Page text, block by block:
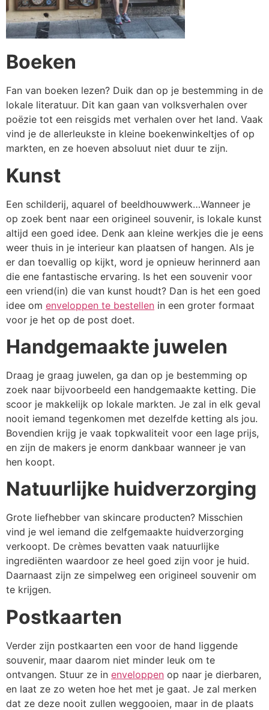
Boeken
Fan van boeken lezen? Duik dan op je bestemming in de
lokale literatuur. Dit kan gaan van volksverhalen over
poëzie tot een reisgids met verhalen over het land. Vaak
vind je de allerleukste in kleine boekenwinkeltjes of op
markten, en ze hoeven absoluut niet duur te zijn.
Kunst
Een schilderij, aquarel of beeldhouwwerk…Wanneer je
op zoek bent naar een origineel souvenir, is lokale kunst
altijd een goed idee. Denk aan kleine werkjes die je eens
weer thuis in je interieur kan plaatsen of hangen. Als je
er dan toevallig op kijkt, word je opnieuw herinnerd aan
die ene fantastische ervaring. Is het een souvenir voor
een vriend(in) die van kunst houdt? Dan is het een goed
idee om enveloppen te bestellen in een groter formaat
voor je het op de post doet.
Handgemaakte juwelen
Draag je graag juwelen, ga dan op je bestemming op
zoek naar bijvoorbeeld een handgemaakte ketting. Die
scoor je makkelijk op lokale markten. Je zal in elk geval
nooit iemand tegenkomen met dezelfde ketting als jou.
Bovendien krijg je vaak topkwaliteit voor een lage prijs,
en zijn de makers je enorm dankbaar wanneer je van
hen koopt.
Natuurlijke huidverzorging
Grote liefhebber van skincare producten? Misschien
vind je wel iemand die zelfgemaakte huidverzorging
verkoopt. De crèmes bevatten vaak natuurlijke
ingrediënten waardoor ze heel goed zijn voor je huid.
Daarnaast zijn ze simpelweg een origineel souvenir om
te krijgen.
Postkaarten
Verder zijn postkaarten een voor de hand liggende
souvenir, maar daarom niet minder leuk om te
ontvangen. Stuur ze in enveloppen op naar je dierbaren,
en laat ze zo weten hoe het met je gaat. Je zal merken
dat ze deze nooit zullen weggooien, maar in de plaats